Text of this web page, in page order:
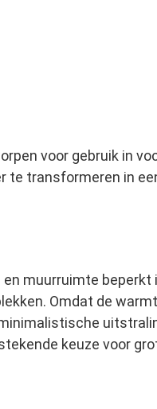
voor gebruik in
te transformeren in
muurruimte beperkt
Omdat de
keuze voor